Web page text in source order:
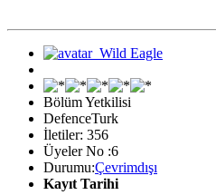
Bölüm Yetkilisi
DefenceTurk
İletiler: 356
Üyeler No :6
Durumu:Çevrimdışı
Kayıt Tarihi